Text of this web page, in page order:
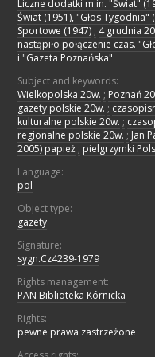
Liczne dodatki m.in. "Świat"
Świat (1951), "Głos Tygodnia"
Sportowe (1947) ; 4 grudnia
nastąpiło połączenie czas.
i "Gazeta Poznańska"
Subject and keywords:
Wielkopolska 20w. ; Poznań
gazety polskie 20w. ;
kulturalne polskie 20w. ;
regionalne polskie 20w. ; Jan
2005) papież ; pielgrzymki
Language:
pol
Object type:
gazety
Signature:
sygn.Cz4239-1979
Rights management:
PAN Biblioteka Kórnicka
Rights:
pewne prawa zastrzeżone